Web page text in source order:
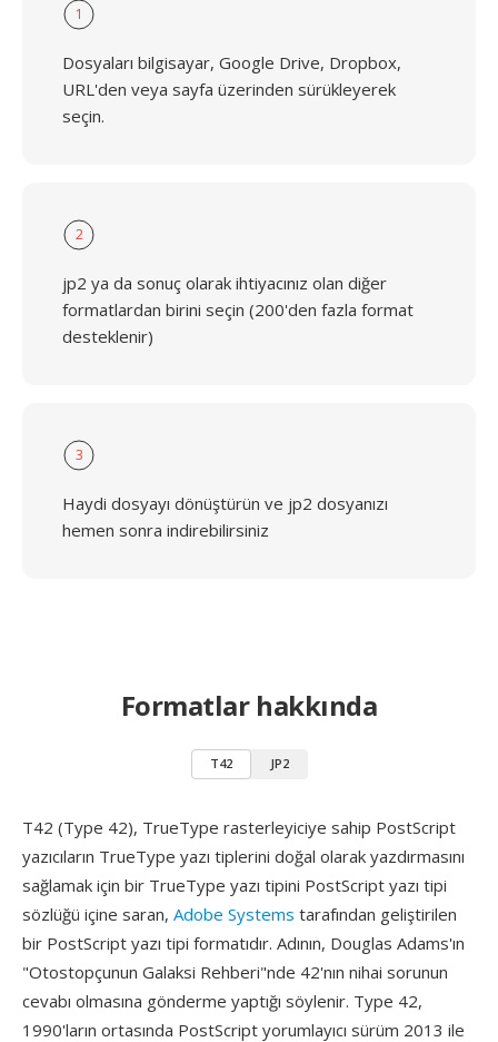
1
Dosyaları bilgisayar, Google Drive, Dropbox,
URL'den veya sayfa üzerinden sürükleyerek
seçin.
2
jp2 ya da sonuç olarak ihtiyacınız olan diğer
formatlardan birini seçin (200'den fazla format
desteklenir)
3
Haydi dosyayı dönüştürün ve jp2 dosyanızı
hemen sonra indirebilirsiniz
Formatlar hakkında
T42 JP2
T42 (Type 42), TrueType rasterleyiciye sahip PostScript
yazıcıların TrueType yazı tiplerini doğal olarak yazdırmasını
sağlamak için bir TrueType yazı tipini PostScript yazı tipi
sözlüğü içine saran, Adobe Systems tarafından geliştirilen
bir PostScript yazı tipi formatıdır. Adının, Douglas Adams'ın
"Otostopçunun Galaksi Rehberi"nde 42'nın nihai sorunun
cevabı olmasına gönderme yaptığı söylenir. Type 42,
1990'ların ortasında PostScript yorumlayıcı sürüm 2013 ile